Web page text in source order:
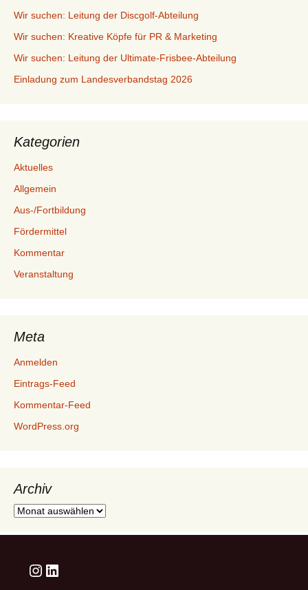
Wir suchen: Leitung der Discgolf-Abteilung
Wir suchen: Kreative Köpfe für PR & Marketing
Wir suchen: Leitung der Ultimate-Frisbee-Abteilung
Einladung zum Landesverbandstag 2026
Kategorien
Aktuelles
Allgemein
Aus-/Fortbildung
Fördermittel
Kommentar
Veranstaltung
Meta
Anmelden
Eintrags-Feed
Kommentar-Feed
WordPress.org
Archiv
Archiv
Instagram
LinkedIn